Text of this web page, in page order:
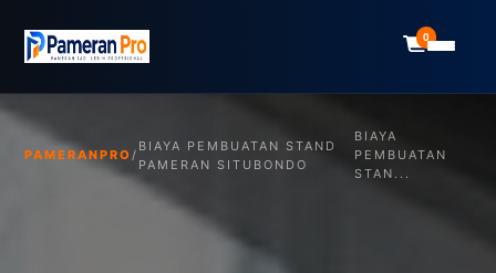
0
PAMERANPRO/
BIAYA PEMBUATAN STAND
PAMERAN SITUBONDO
BIAYA
PEMBUATAN
STAN...